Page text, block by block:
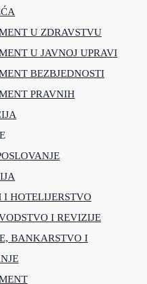
U ZDRAVSTVU
U JAVNOJ UPRAVI
BEZBJEDNOSTI
PRAVNIH
HOTELIJERSTVO
I REVIZIJE
BANKARSTVO I